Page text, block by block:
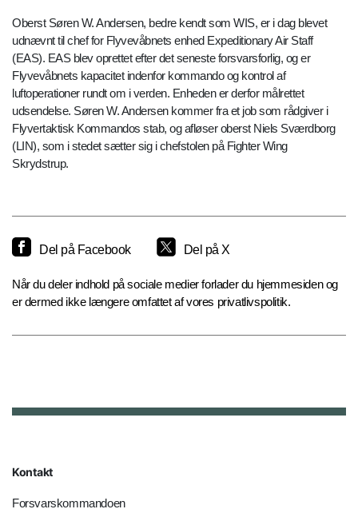
Oberst Søren W. Andersen, bedre kendt som WIS, er i dag blevet
udnævnt til chef for Flyvevåbnets enhed Expeditionary Air Staff
(EAS). EAS blev oprettet efter det seneste forsvarsforlig, og er
Flyvevåbnets kapacitet indenfor kommando og kontrol af
luftoperationer rundt om i verden. Enheden er derfor målrettet
udsendelse. Søren W. Andersen kommer fra et job som rådgiver i
Flyvertaktisk Kommandos stab, og afløser oberst Niels Sværdborg
(LIN), som i stedet sætter sig i chefstolen på Fighter Wing
Skrydstrup.
Del på Facebook Del på X
Når du deler indhold på sociale medier forlader du hjemmesiden og
er dermed ikke længere omfattet af vores privatlivspolitik.
Kontakt
Forsvarskommandoen